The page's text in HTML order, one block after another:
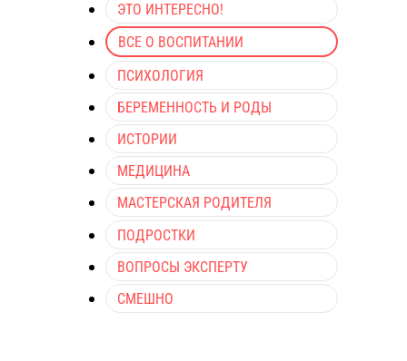
ЭТО ИНТЕРЕСНО!
ВСЕ О ВОСПИТАНИИ
ПСИХОЛОГИЯ
БЕРЕМЕННОСТЬ И РОДЫ
ИСТОРИИ
МЕДИЦИНА
МАСТЕРСКАЯ РОДИТЕЛЯ
ПОДРОСТКИ
ВОПРОСЫ ЭКСПЕРТУ
СМЕШНО